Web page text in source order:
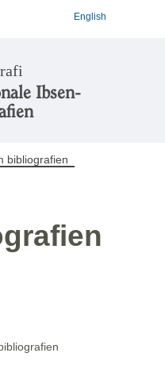
English
Ibsen-
bibliografien